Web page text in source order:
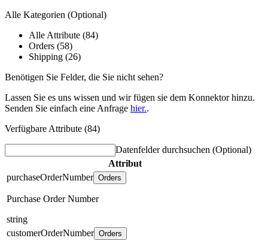
Alle Kategorien (Optional)
Alle Attribute (84)
Orders (58)
Shipping (26)
Benötigen Sie Felder, die Sie nicht sehen?
Lassen Sie es uns wissen und wir fügen sie dem Konnektor hinzu.
Senden Sie einfach eine Anfrage hier..
Verfügbare Attribute (84)
Datenfelder durchsuchen (Optional)
Attribut
purchaseOrderNumber Orders
Purchase Order Number
string
customerOrderNumber Orders